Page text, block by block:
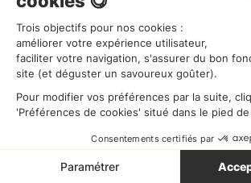
niveaux :
Très satisfaisant– le
conforme ou présente des
conformités mineures
Satisfaisant– le contrôle n'a
lieu à une sanction mais